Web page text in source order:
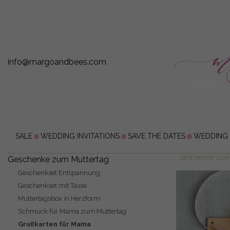
info@margoandbees.com
SALE WEDDING INVITATIONS SAVE THE DATES WEDDING
Geschenke zum Muttertag
Geschenkset Entspannung
Geschenkset mit Tasse
Muttertagsbox in Herzform
Schmuck für Mama zum Muttertag
Grußkarten für Mama
GESCHENKE